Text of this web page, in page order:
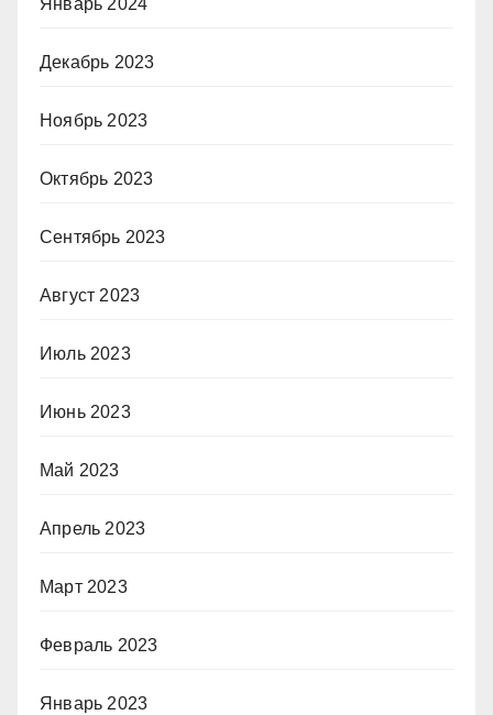
Январь 2024
Декабрь 2023
Ноябрь 2023
Октябрь 2023
Сентябрь 2023
Август 2023
Июль 2023
Июнь 2023
Май 2023
Апрель 2023
Март 2023
Февраль 2023
Январь 2023